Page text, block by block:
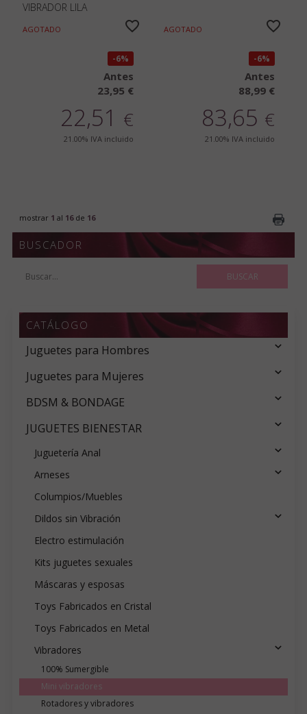
VIBRADOR LILA
AGOTADO
6%
Antes
23,95 €
22,51 €
21.00% IVA incluido
AGOTADO
6%
Antes
88,99 €
83,65 €
21.00% IVA incluido
mostrar 1 al 16de 16
BUSCADOR
CATÁLOGO
Juguetes para Hombres
Juguetes para Mujeres
BDSM & BONDAGE
JUGUETES BIENESTAR
Juguetería Anal
Arneses
Columpios/Muebles
Dildos sin Vibración
Electro estimulación
Kits juguetes sexuales
Máscaras y esposas
Toys Fabricados en Cristal
Toys Fabricados en Metal
Vibradores
100% Sumergible
Mini vibradores
Rotadores y vibradores